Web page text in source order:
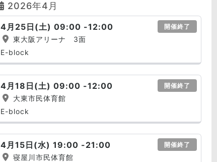
2026年4月
4月25日(土) 09:00 -12:00 開催終了
東大阪アリーナ 3面
E-block
4月18日(土) 09:00 -12:00 開催終了
大東市民体育館
E-block
4月15日(水) 19:00 -21:00 開催終了
寝屋川市民体育館